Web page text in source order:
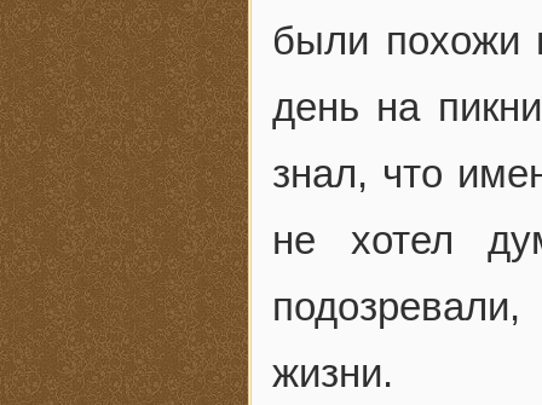
были похожи
день на
знал, что
не хотел
жизни.